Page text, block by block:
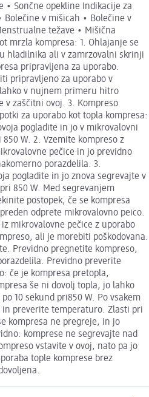
• Sončne opekline Indikacije za
v mišicah • Bolečine v
težave • Mišična
mrzla kompresa: 1. Ohlajanje se
hladilnika ali v zamrzovalni skrinji
pripravljena za uporabo.
pripravljeno za uporabo v
v nujnem primeru hitro
v zaščitni ovoj. 3. Kompreso
za uporabo kot topla kompresa:
pogladite in jo v mikrovalovni
W. 2. Vzemite kompreso z
pečice in jo previdno
porazdelila. 3.
pogladite in jo znova segrevajte v
850 W. Med segrevanjem
postopek, če se kompresa
odprete mikrovalovno peico.
mikrovalovne pečice z uporabo
ali je morebiti poškodovana.
Previdno pregnetite kompreso,
Previdno preverite
če je kompresa pretopla,
še ni dovolj topla, jo lahko
10 sekund pri850 W. Po vsakem
preverite temperaturo. Zlasti pri
kompresa ne pregreje, in jo
komprese ne segrevajte nad
vstavite v ovoj, nato pa jo
tople komprese brez